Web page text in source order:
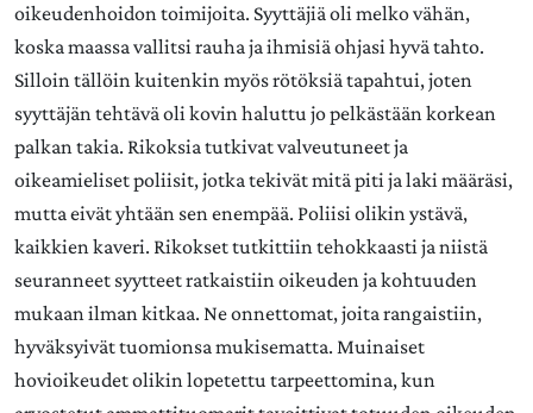
oikeudenhoidon toimijoita. Syyttäjiä oli melko vähän,
koska maassa vallitsi rauha ja ihmisiä ohjasi hyvä tahto.
Silloin tällöin kuitenkin myös rötöksiä tapahtui, joten
syyttäjän tehtävä oli kovin haluttu jo pelkästään korkean
palkan takia. Rikoksia tutkivat valveutuneet ja
oikeamieliset poliisit, jotka tekivät mitä piti ja laki määräsi,
mutta eivät yhtään sen enempää. Poliisi olikin ystävä,
kaikkien kaveri. Rikokset tutkittiin tehokkaasti ja niistä
seuranneet syytteet ratkaistiin oikeuden ja kohtuuden
mukaan ilman kitkaa. Ne onnettomat, joita rangaistiin,
hyväksyivät tuomionsa mukisematta. Muinaiset
hovioikeudet olikin lopetettu tarpeettomina, kun